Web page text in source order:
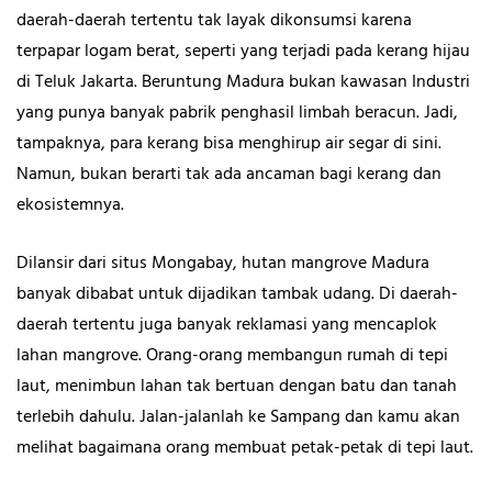
daerah-daerah tertentu tak layak dikonsumsi karena
terpapar logam berat, seperti yang terjadi pada kerang hijau
di Teluk Jakarta. Beruntung Madura bukan kawasan Industri
yang punya banyak pabrik penghasil limbah beracun. Jadi,
tampaknya, para kerang bisa menghirup air segar di sini.
Namun, bukan berarti tak ada ancaman bagi kerang dan
ekosistemnya.
Dilansir dari situs Mongabay, hutan mangrove Madura
banyak dibabat untuk dijadikan tambak udang. Di daerah-
daerah tertentu juga banyak reklamasi yang mencaplok
lahan mangrove. Orang-orang membangun rumah di tepi
laut, menimbun lahan tak bertuan dengan batu dan tanah
terlebih dahulu. Jalan-jalanlah ke Sampang dan kamu akan
melihat bagaimana orang membuat petak-petak di tepi laut.